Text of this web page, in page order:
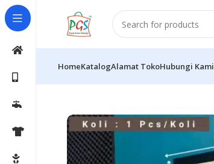
HomeKatalogAlamat TokoHubungi Kami